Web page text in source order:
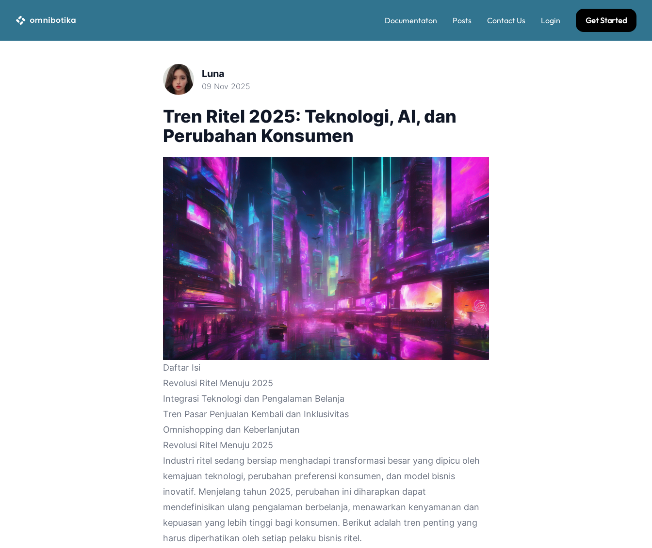
Documentaton Posts Contact Us Login Get Started
Luna
09 Nov 2025
Tren Ritel 2025: Teknologi, AI, dan
Perubahan Konsumen
Daftar Isi
Revolusi Ritel Menuju 2025
Integrasi Teknologi dan Pengalaman Belanja
Tren Pasar Penjualan Kembali dan Inklusivitas
Omnishopping dan Keberlanjutan
Revolusi Ritel Menuju 2025
Industri ritel sedang bersiap menghadapi transformasi besar yang dipicu oleh
kemajuan teknologi, perubahan preferensi konsumen, dan model bisnis
inovatif. Menjelang tahun 2025, perubahan ini diharapkan dapat
mendefinisikan ulang pengalaman berbelanja, menawarkan kenyamanan dan
kepuasan yang lebih tinggi bagi konsumen. Berikut adalah tren penting yang
harus diperhatikan oleh setiap pelaku bisnis ritel.